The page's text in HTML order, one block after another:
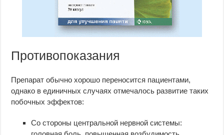
Противопоказания
Препарат обычно хорошо переносится пациентами,
однако в единичных случаях отмечалось развитие таких
побочных эффектов:
Со стороны центральной нервной системы: